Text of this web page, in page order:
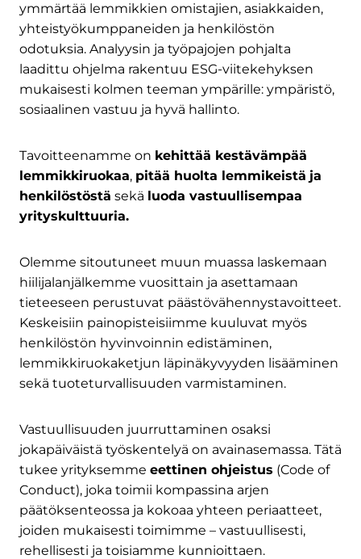
ymmärtää lemmikkien omistajien, asiakkaiden,
yhteistyökumppaneiden ja henkilöstön
odotuksia. Analyysin ja työpajojen pohjalta
laadittu ohjelma rakentuu ESG-viitekehyksen
mukaisesti kolmen teeman ympärille: ympäristö,
sosiaalinen vastuu ja hyvä hallinto.
Tavoitteenamme on kehittää kestävämpää
lemmikkiruokaa, pitää huolta lemmikeistä ja
henkilöstöstä sekä luoda vastuullisempaa
yrityskulttuuria.
Olemme sitoutuneet muun muassa laskemaan
hiilijalanjälkemme vuosittain ja asettamaan
tieteeseen perustuvat päästövähennystavoitteet.
Keskeisiin painopisteisiimme kuuluvat myös
henkilöstön hyvinvoinnin edistäminen,
lemmikkiruokaketjun läpinäkyvyyden lisääminen
sekä tuoteturvallisuuden varmistaminen.
Vastuullisuuden juurruttaminen osaksi
jokapäiväistä työskentelyä on avainasemassa. Tätä
tukee yrityksemme eettinen ohjeistus (Code of
Conduct), joka toimii kompassina arjen
päätöksenteossa ja kokoaa yhteen periaatteet,
joiden mukaisesti toimimme – vastuullisesti,
rehellisesti ja toisiamme kunnioittaen.